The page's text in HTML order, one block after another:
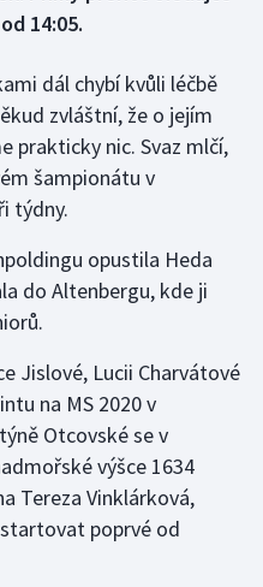
14:05.
dál chybí kvůli léčbě
zvláštní, že o jejím
prakticky nic. Svaz mlčí,
šampionátu v
týdny.
opustila Heda
do Altenbergu, kde ji
Jislové, Lucii Charvátové
na MS 2020 v
Otcovské se v
výšce 1634
Tereza Vinklárková,
poprvé od